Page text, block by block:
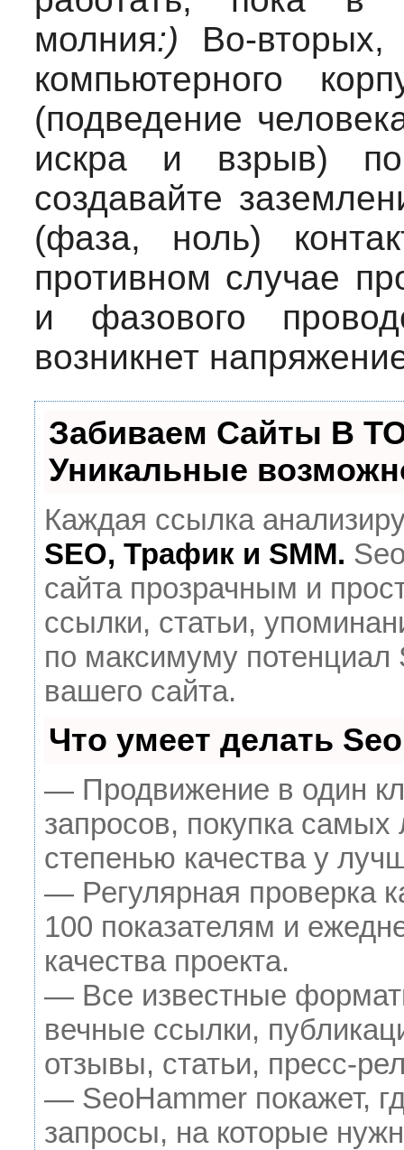
молния:) Во-вторых,
компьютерного
(подведение
искра и взрыв)
создавайте
(фаза, ноль)
противном случае
и фазового
возникнет
Забиваем Сайты В
Уникальные
Каждая ссылка
SEO, Трафик и SMM.
сайта прозрачным и
ссылки, статьи,
по максимуму
вашего сайта.
Что умеет делать
— Продвижение в один
запросов, покупка
степенью качества у
— Регулярная проверка
100 показателям и
качества проекта.
— Все известные
вечные ссылки,
отзывы, статьи, пресс-
— SeoHammer покажет,
запросы, на которые